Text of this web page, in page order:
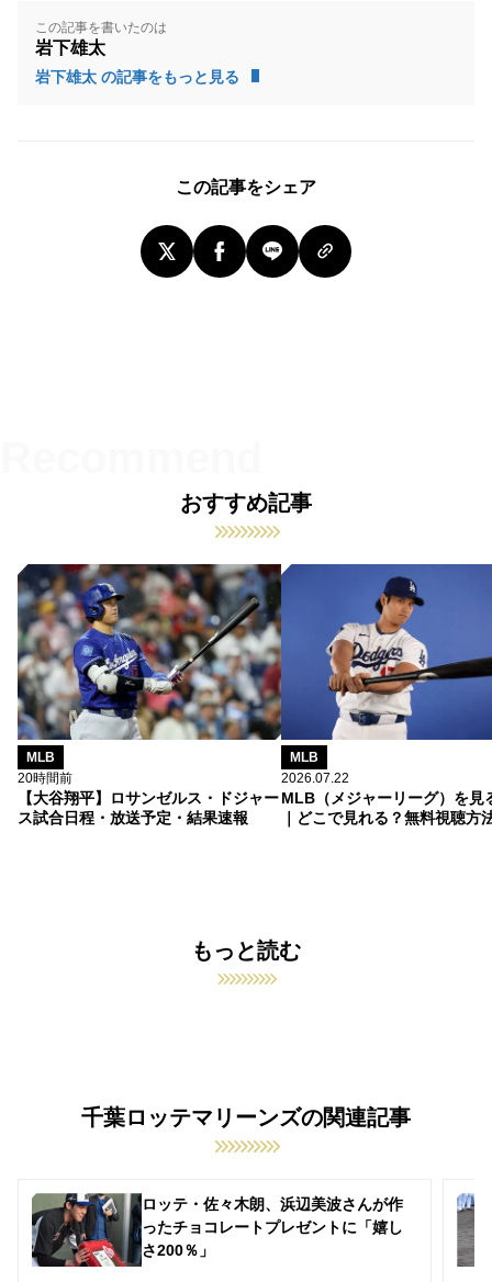
この記事を書いたのは
岩下雄太
岩下雄太 の記事をもっと見る
この記事をシェア
おすすめ記事
MLB
20時間前
【大谷翔平】ロサンゼルス・ドジャー
ス試合日程・放送予定・結果速報
MLB
2026.07.22
MLB（メジャーリーグ）を見
｜どこで見れる？無料視聴方
もっと読む
千葉ロッテマリーンズの関連記事
ロッテ・佐々木朗、浜辺美波さんが作
ったチョコレートプレゼントに「嬉し
さ200％」